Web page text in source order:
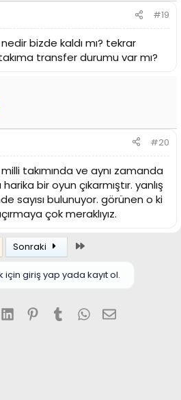
#19
bizde kaldı mı? tekrar
transfer durumu var mı?
#20
takımında ve aynı zamanda
bir oyun çıkarmıştır. yanlış
sayısı bulunuyor. görünen o ki
çok meraklıyız.
Sonraki
giriş yap yada kayıt ol.
LinkedInPinterest
TumblrWhatsApp
E-posta